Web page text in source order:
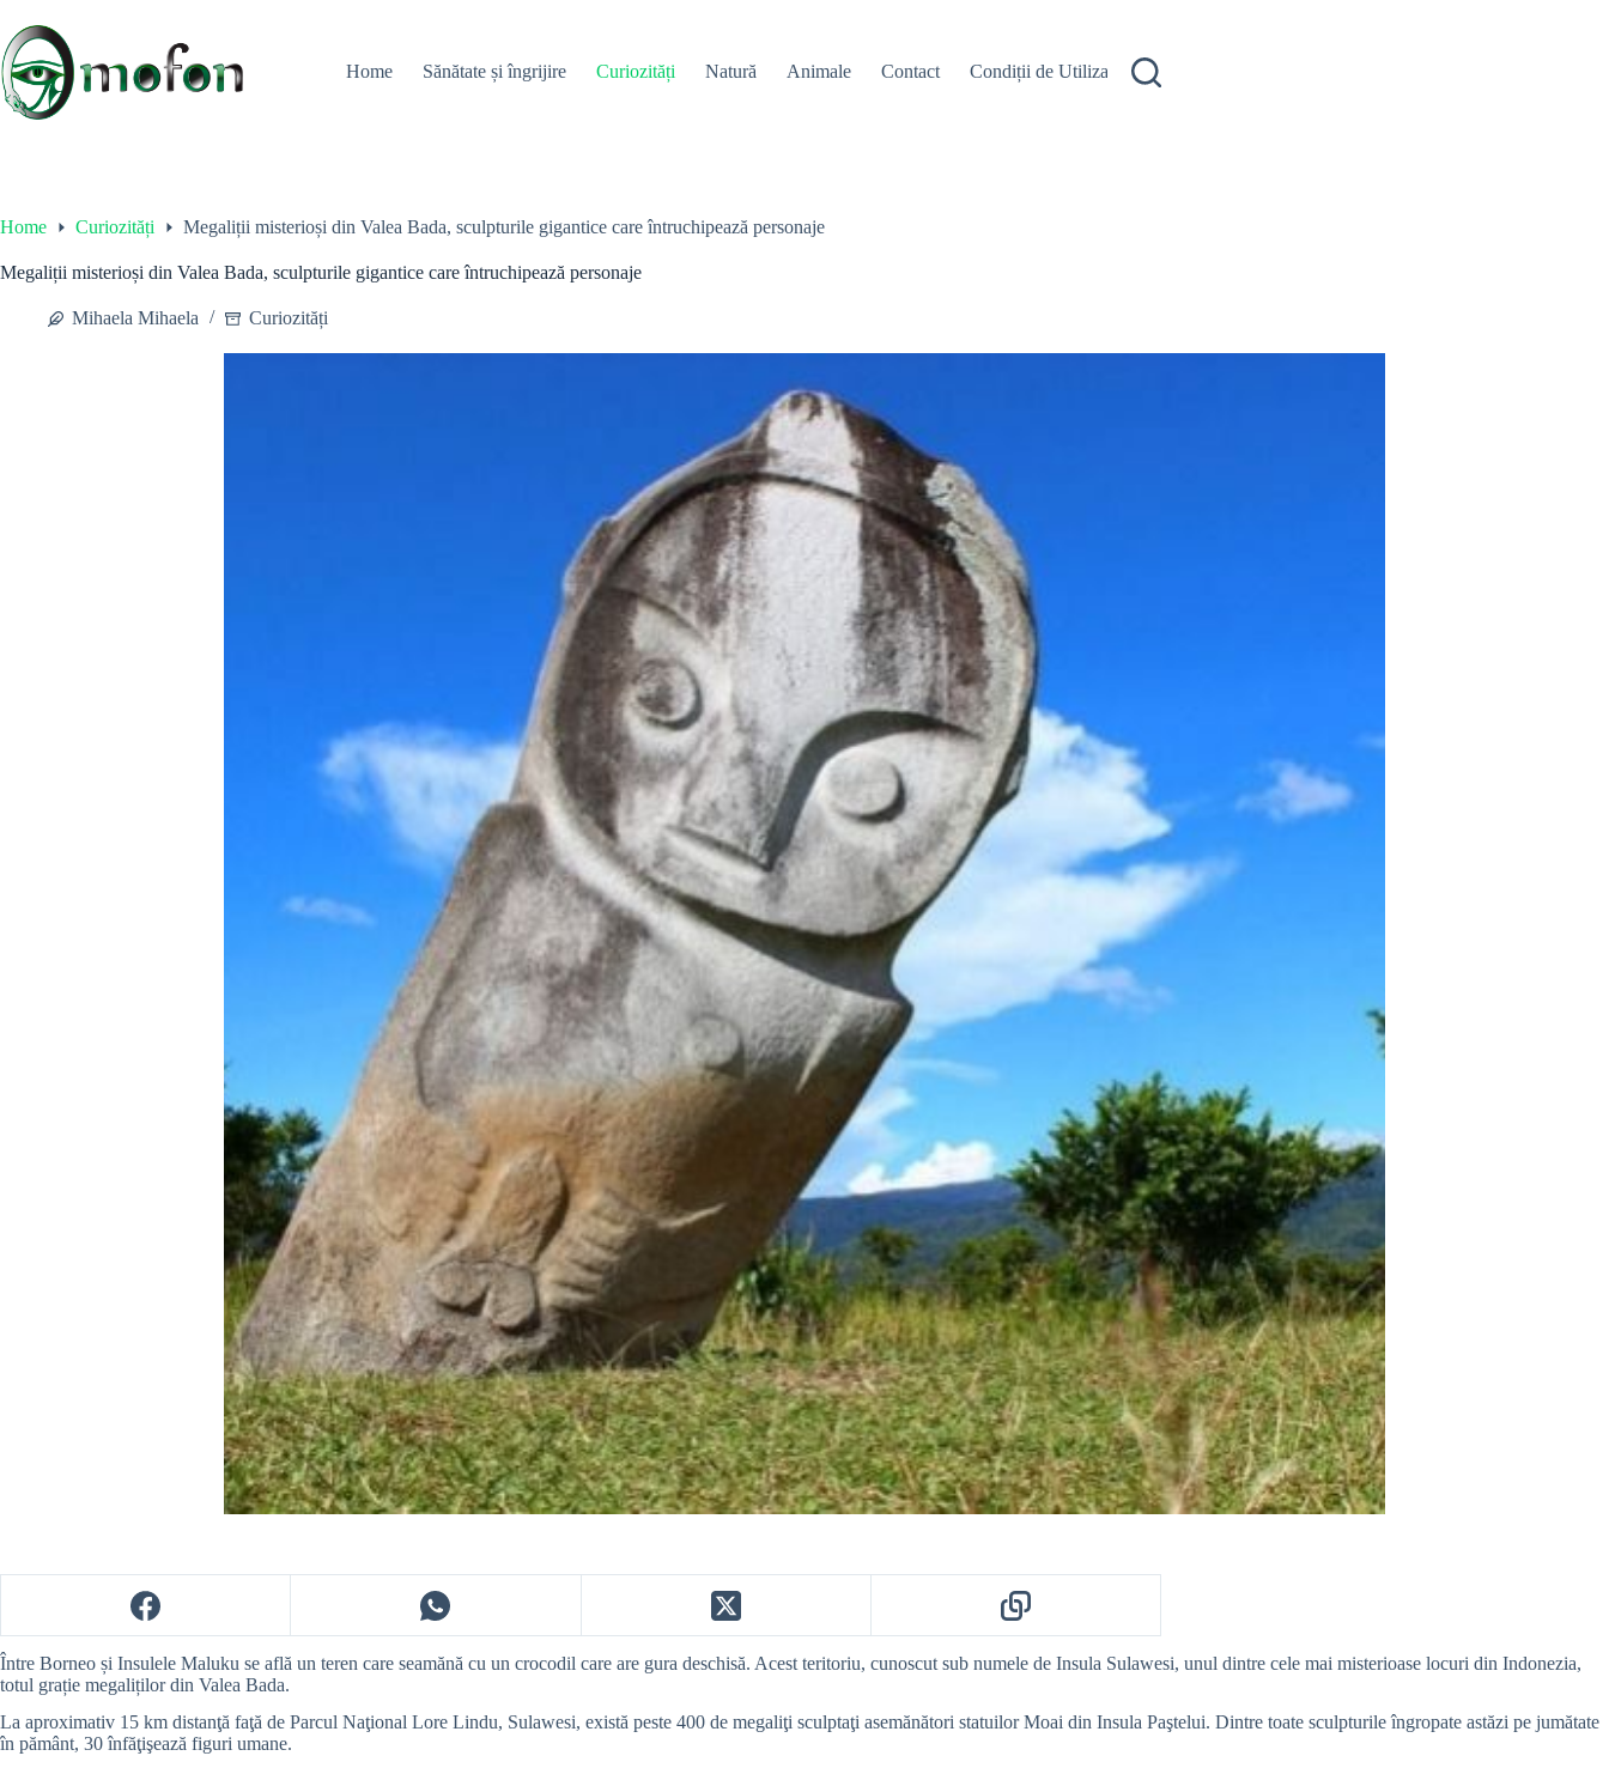
content
Home
Sănătate și îngrijire Curiozități Natură Animale Contact Condiții de Utilizare
Home Curiozități Megaliții misterioși din Valea Bada, sculpturile gigantice care întruchipează personaje
Megaliții misterioși din Valea Bada, sculpturile gigantice care întruchipează personaje
Mihaela Mihaela Curiozități
Între Borneo și Insulele Maluku se află un teren care seamănă cu un crocodil care are gura deschisă. Acest teritoriu, cunoscut sub numele de Insula Sulawesi, unul dintre cele mai misterioase locuri din Indonezia,
totul grație megaliților din Valea Bada.
La aproximativ 15 km distanţă faţă de Parcul Naţional Lore Lindu, Sulawesi, există peste 400 de megaliţi sculptaţi asemănători statuilor Moai din Insula Paştelui. Dintre toate sculpturile îngropate astăzi pe jumătate
în pământ, 30 înfăţişează figuri umane.